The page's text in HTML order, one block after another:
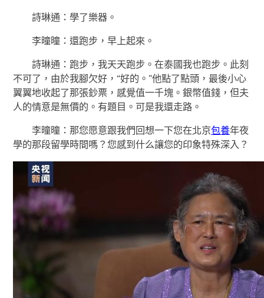
詩琳通：學了樂器。
李曈曈：還跑步，早上起來。
詩琳通：跑步，我天天跑步。在泰國我也跑步。此刻
不可了，由於我腳欠好，“好的。”他點了點頭，最後小心
翼翼地收起了那張鈔票，感覺值一千塊。銀幣值錢，但夫
人的情意是無價的。有題目。可是我還走路。
李曈曈：那您愿意跟我們回想一下您在北京包養年夜
學的那段留學時間嗎？您感到什么讓您的印象特殊深入？